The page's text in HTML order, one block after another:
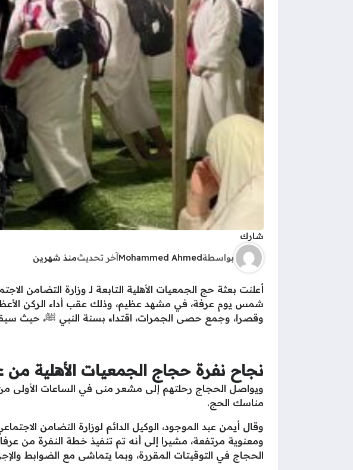
شارك
بواسطةMohammed Ahmedآخر تحديثمنذ شهرين
أعلنت بعثة حج الجمعيات الأهلية التابعة لـ وزارة
شمس يوم عرفة، في مشهد عظيم، وذلك عقب أداء الركن
وقصرا، وجمع حصى الجمرات، اقتداء بسنة النبي ﷺ، حيث
نجاح نفرة حجاج الجمعيات الأهلية من
ويواصل الحجاج رحلتهم إلى مشعر منى في الساعات الأولى
مناسك الحج.
وقال أيمن عبد الموجود، الوكيل الدائم لوزارة التضامن
ومعنوية مرتفعة، مشيرا إلى أنه تم تنفيذ خطة النفرة من
الحجاج في التوقيتات المقررة، وبما يتماشى مع الضوابط